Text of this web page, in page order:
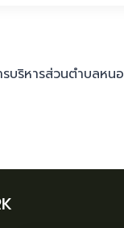
บริหารส่วนตำบลหน